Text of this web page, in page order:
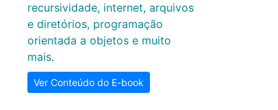
recursividade, internet, arquivos
e diretórios, programação
orientada a objetos e muito
mais.
Ver Conteúdo do E-book